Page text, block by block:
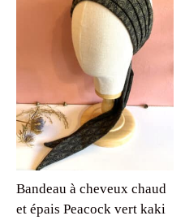
Bandeau à cheveux chaud
et épais Peacock vert kaki